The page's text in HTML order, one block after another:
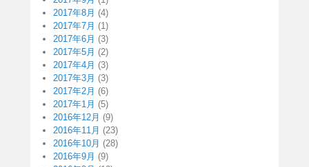
2017年8月 (4)
2017年7月 (1)
2017年6月 (3)
2017年5月 (2)
2017年4月 (3)
2017年3月 (3)
2017年2月 (6)
2017年1月 (5)
2016年12月 (9)
2016年11月 (23)
2016年10月 (28)
2016年9月 (9)